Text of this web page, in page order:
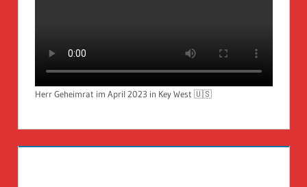
Herr Geheimrat im April 2023 in Key West 🇺🇸